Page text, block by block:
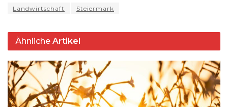
p
p
m
o
k
y
k
Landwirtschaft Steiermark
Ähnliche Artikel